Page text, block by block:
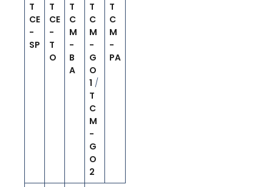
T
CE
-
SP
T
CE
-
T
O
T
C
M
-
B
A
T
C
M
-
G
O
1 /
T
C
M
-
G
O
2
T
C
M
-
PA